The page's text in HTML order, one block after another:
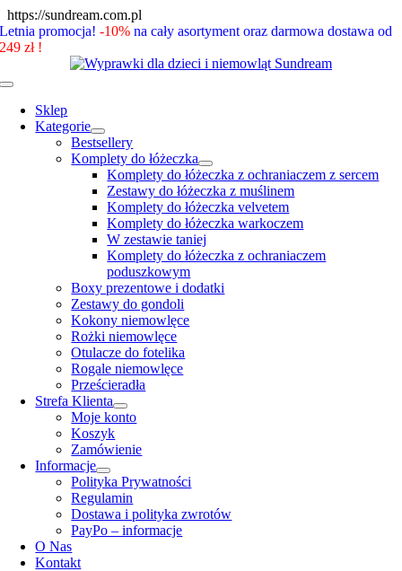
https://sundream.com.pl
to
Letnia promocja!-10% na cały asortyment oraz darmowa dostawa od
249 zł !
Toggle
Navigation
Sklep
Kategorie
Bestsellery
Komplety do łóżeczka
Komplety do łóżeczka z ochraniaczem z sercem
Zestawy do łóżeczka z muślinem
Komplety do łóżeczka velvetem
Komplety do łóżeczka warkoczem
W zestawie taniej
Komplety do łóżeczka z ochraniaczem
poduszkowym
Boxy prezentowe i dodatki
Zestawy do gondoli
Kokony niemowlęce
Rożki niemowlęce
Otulacze do fotelika
Rogale niemowlęce
Prześcieradła
Strefa Klienta
Moje konto
Koszyk
Zamówienie
Informacje
Polityka Prywatności
Regulamin
Dostawa i polityka zwrotów
PayPo – informacje
O Nas
Kontakt